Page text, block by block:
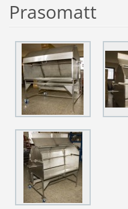
Prasomatt